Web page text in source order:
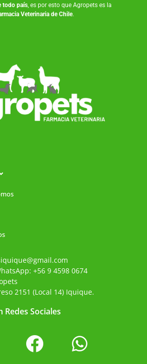
todo país , es por esto que Agropets es la
Veterinaria de Chile.
+56 9 4598 0674
2151 (Local 14) Iquique.
Redes Sociales